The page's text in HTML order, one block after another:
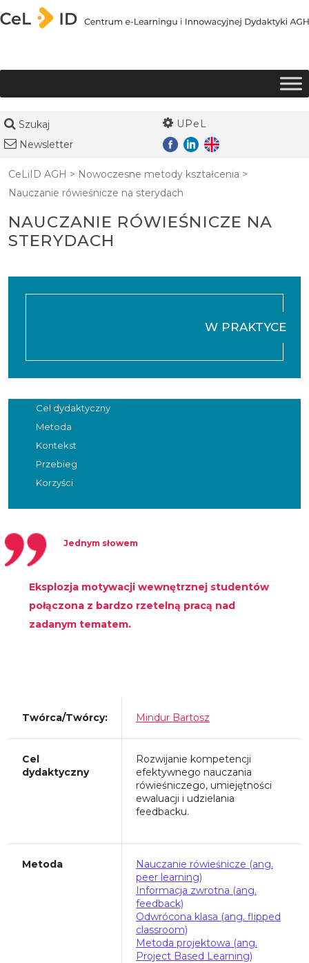
Przejdź do treści
Szukaj
UPeL
Newsletter
CeLiID AGH > Nowoczesne metody kształcenia >
Nauczanie rówieśnicze na sterydach
NAUCZANIE RÓWIEŚNICZE NA
STERYDACH
W PRAKTYCE
Cel dydaktyczny
Metoda
Kontekst
Przebieg
Korzyści
Jednym słowem
Eksplozja motywacji wewnętrznej studentów
połączona z bardzo rzetelną pracą nad
zadanym tematem.
Twórca/Twórcy: Mindur Bartosz
Cel
dydaktyczny
Rozwijanie kompetencji
efektywnego nauczania
rówieśniczego, umiejętności
ewaluacji i udzielania
feedbacku.
Metoda
Nauczanie rówieśnicze (ang.
peer learning)
Informacja zwrotna (ang.
feedback)
Odwrócona klasa (ang. flipped
classroom)
Metoda projektowa (ang.
Project Based Learning)